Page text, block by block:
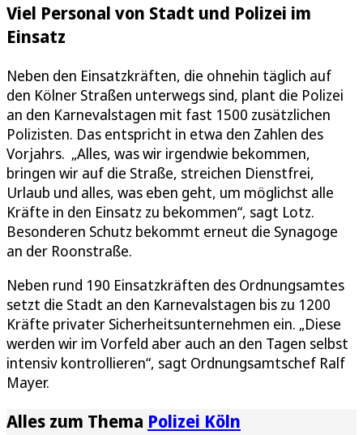
Viel Personal von Stadt und Polizei im
Einsatz
Neben den Einsatzkräften, die ohnehin täglich auf
den Kölner Straßen unterwegs sind, plant die Polizei
an den Karnevalstagen mit fast 1500 zusätzlichen
Polizisten. Das entspricht in etwa den Zahlen des
Vorjahrs. „Alles, was wir irgendwie bekommen,
bringen wir auf die Straße, streichen Dienstfrei,
Urlaub und alles, was eben geht, um möglichst alle
Kräfte in den Einsatz zu bekommen“, sagt Lotz.
Besonderen Schutz bekommt erneut die Synagoge
an der Roonstraße.
Neben rund 190 Einsatzkräften des Ordnungsamtes
setzt die Stadt an den Karnevalstagen bis zu 1200
Kräfte privater Sicherheitsunternehmen ein. „Diese
werden wir im Vorfeld aber auch an den Tagen selbst
intensiv kontrollieren“, sagt Ordnungsamtschef Ralf
Mayer.
Alles zum Thema Polizei Köln